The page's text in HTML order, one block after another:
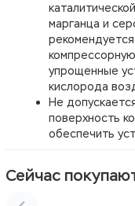
марганца и
упрощенные
кислорода
Не
поверхность
обеспечить
Сейчас